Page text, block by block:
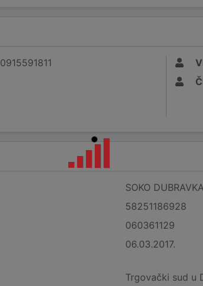
0915591811
SOKO
58251186928
060361129
06.03.2017.
Trgovački sud u